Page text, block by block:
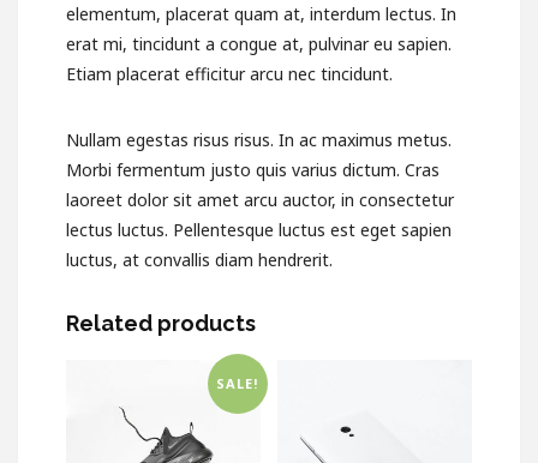
elementum, placerat quam at, interdum lectus. In
erat mi, tincidunt a congue at, pulvinar eu sapien.
Etiam placerat efficitur arcu nec tincidunt.
Nullam egestas risus risus. In ac maximus metus.
Morbi fermentum justo quis varius dictum. Cras
laoreet dolor sit amet arcu auctor, in consectetur
lectus luctus. Pellentesque luctus est eget sapien
luctus, at convallis diam hendrerit.
Related products
SALE!